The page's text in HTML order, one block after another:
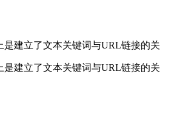
建立了文本关键词与URL链接的关
建立了文本关键词与URL链接的关